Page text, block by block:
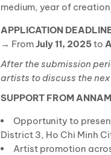
medium, year of
APPLICATION
→ FromJuly 11, 2025to
After the submission
artists to discuss the
SUPPORT FROM
Opportunity to
District 3, Ho Chi Minh
Artist promotion